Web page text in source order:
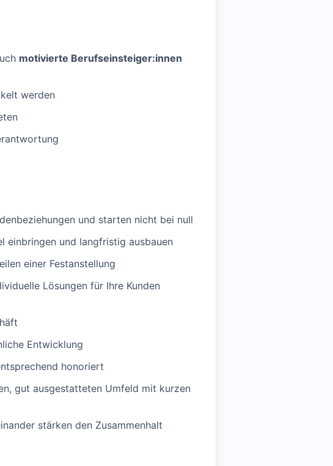
motivierte Berufseinsteiger:innen
werden
und starten nicht bei null
einbringen und langfristig ausbauen
einer Festanstellung
Lösungen für Ihre Kunden
Entwicklung
honoriert
gut ausgestatteten Umfeld mit kurzen
stärken den Zusammenhalt